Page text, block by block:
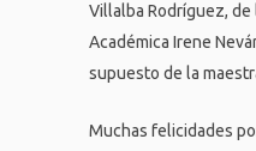
Villalba Rodríguez,
Académica Irene
supuesto de la
Muchas felicidades